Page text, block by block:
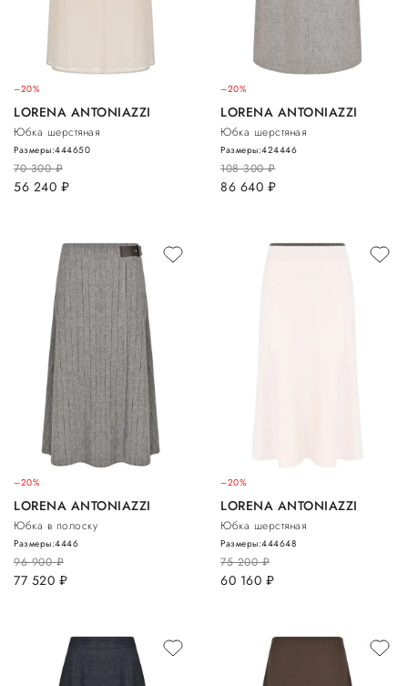
–20%
LORENA ANTONIAZZI
Юбка шерстяная
70 300руб.
56 240 руб.
Размеры:444650
–20%
LORENA ANTONIAZZI
Юбка шерстяная
108 300руб.
86 640 руб.
Размеры:424446
–20%
LORENA ANTONIAZZI
Юбка в полоску
96 900руб.
77 520 руб.
Размеры:4446
–20%
LORENA ANTONIAZZI
Юбка шерстяная
75 200руб.
60 160 руб.
Размеры:444648